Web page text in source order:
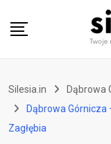
Silesia.in Dąbrowa
Dąbrowa
Zagłębia